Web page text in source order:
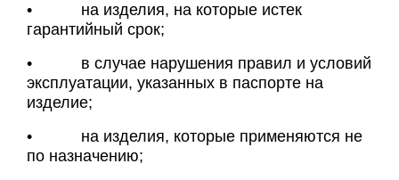
• на изделия, на которые истек
гарантийный срок;
• в случае нарушения правил и условий
эксплуатации, указанных в паспорте на
изделие;
• на изделия, которые применяются не
по назначению;